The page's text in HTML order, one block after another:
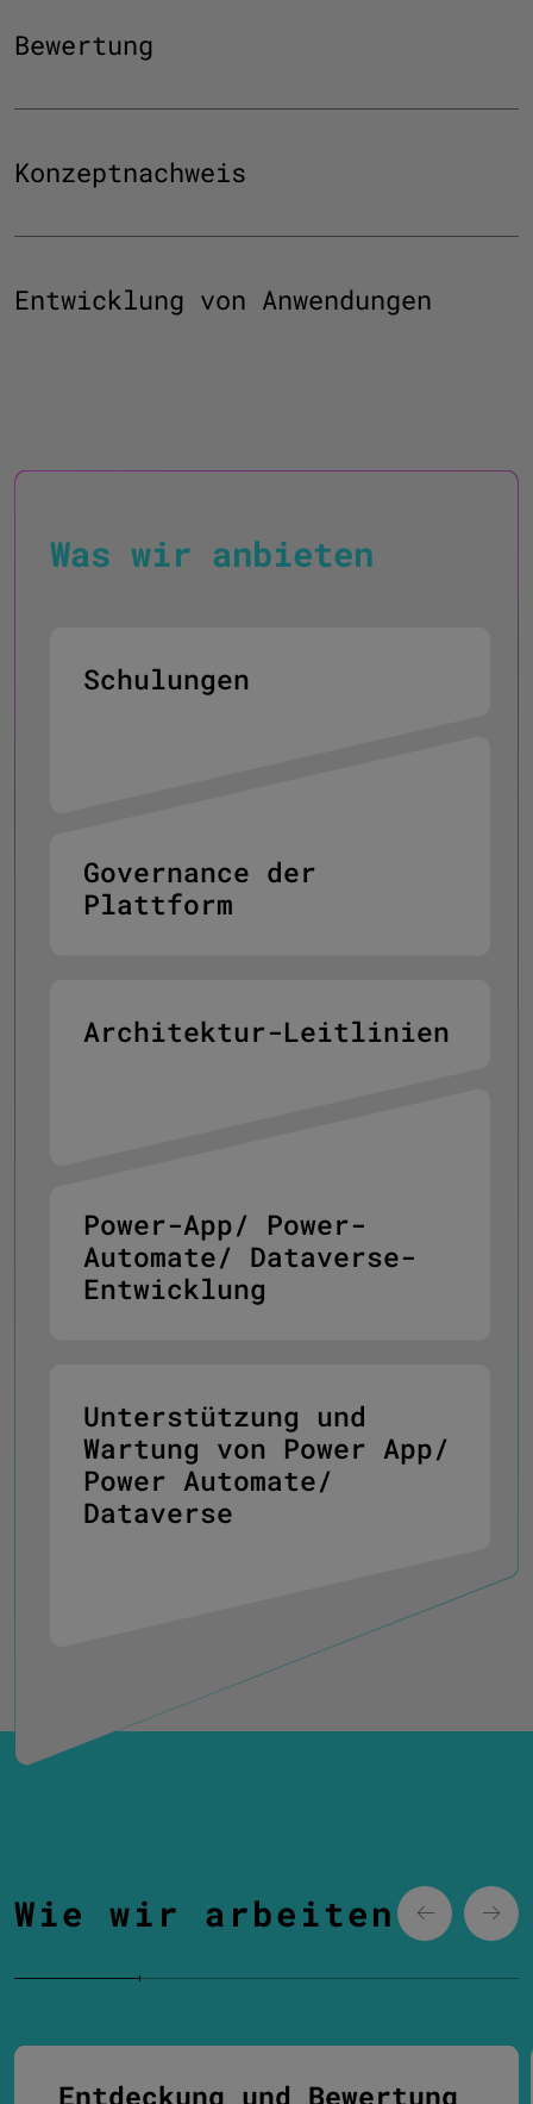
Bewertung
Konzeptnachweis
Entwicklung von Anwendungen
Was wir anbieten
Schulungen
Governance der
Plattform
Architektur-Leitlinien
Power-App/ Power-
Automate/ Dataverse-
Entwicklung
Unterstützung und
Wartung von Power App/
Power Automate/
Dataverse
Wie wir arbeiten
Entdeckung und Bewertung